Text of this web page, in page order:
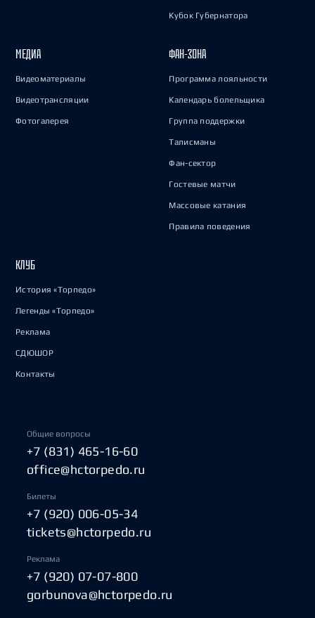
Кубок Губернатора
МЕДИА
Видеоматериалы
Видеотрансляции
Фотогалерея
ФАН-ЗОНА
Программа лояльности
Календарь болельщика
Группа поддержки
Талисманы
Фан-сектор
Гостевые матчи
Массовые катания
Правила поведения
КЛУБ
История «Торпедо»
Легенды «Торпедо»
Реклама
СДЮШОР
Контакты
Общие вопросы
+7 (831) 465-16-60
office@hctorpedo.ru
Билеты
+7 (920) 006-05-34
tickets@hctorpedo.ru
Реклама
+7 (920) 07-07-800
gorbunova@hctorpedo.ru